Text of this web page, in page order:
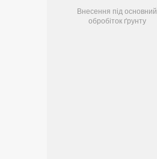
Внесення під основний
обробіток ґрунту